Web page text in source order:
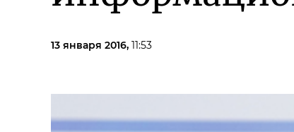
13 января 2016, 11:53